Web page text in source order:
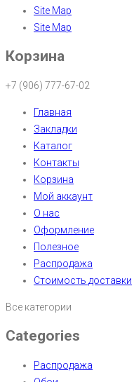
Site Map
Site Map
Корзина
+7 (906) 777-67-02
Главная
Закладки
Каталог
Контакты
Корзина
Мой аккаунт
О нас
Оформление
Полезное
Распродажа
Стоимость доставки
Все категории
Categories
Распродажа